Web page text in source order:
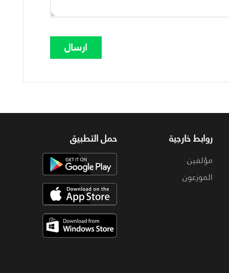
روابط خارجية
مؤلفين
الموزعون
حمل التطبيق